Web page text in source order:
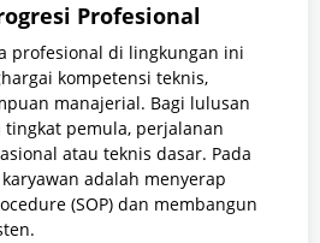
Profesional
profesional di lingkungan ini
kompetensi teknis,
manajerial. Bagi lulusan
pemula, perjalanan
atau teknis dasar. Pada
adalah menyerap
(SOP) dan membangun